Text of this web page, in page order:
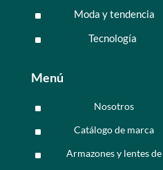
^ Moda y tendencia
^ Tecnología
Menú
^ Nosotros
^ Catálogo de marca
^ Armazones y lentes de